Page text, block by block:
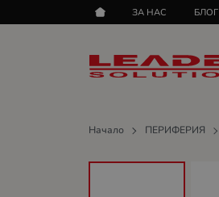
ЗА НАС БЛОГ
Начало ПЕРИФЕРИЯ